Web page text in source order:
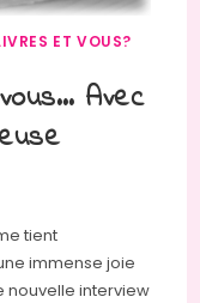
ET VOUS?
Avec
tient
immense joie
nouvelle interview